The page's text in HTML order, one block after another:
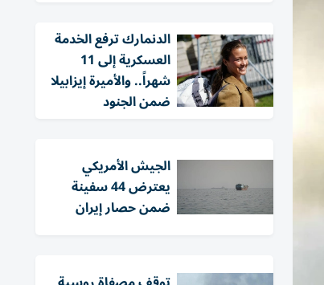
الدنمارك ترفع الخدمة
العسكرية إلى 11
شهراً.. والأميرة إيزابيلا
ضمن الجنود
الجيش الأمريكي
يعترض 44 سفينة
ضمن حصار إيران